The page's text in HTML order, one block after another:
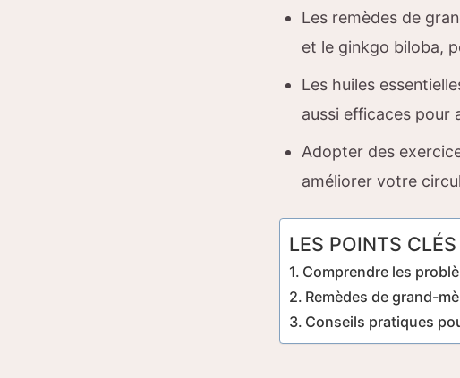
Les remèdes de
et le ginkgo biloba,
Les huiles
aussi efficaces pour
Adopter des
améliorer votre
LES POINTS CLÉS
Comprendre les
Remèdes de grand-
Conseils pratiques